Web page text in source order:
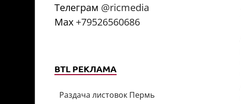
Телеграм @ricmedia
Мах +79526560686
BTL РЕКЛАМА
Раздача листовок Пермь